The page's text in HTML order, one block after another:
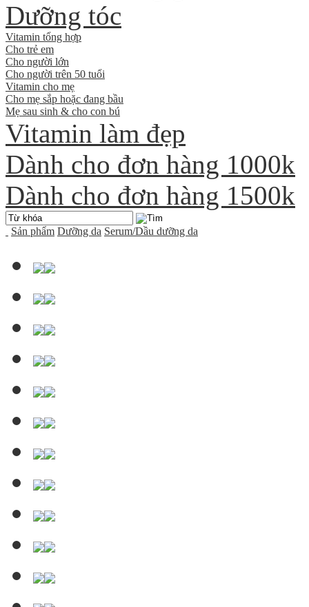
Dưỡng tóc
Vitamin tổng hợp
Cho trẻ em
Cho người lớn
Cho người trên 50 tuổi
Vitamin cho mẹ
Cho mẹ sắp hoặc đang bầu
Mẹ sau sinh & cho con bú
Vitamin làm đẹp
Dành cho đơn hàng 1000k
Dành cho đơn hàng 1500k
Sản phẩm Dưỡng da Serum/Dầu dưỡng da